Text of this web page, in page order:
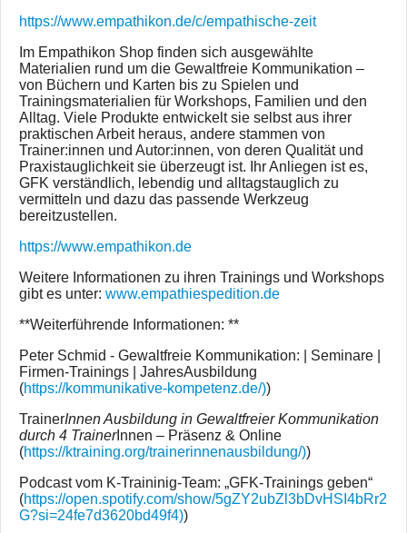
https://www.empathikon.de/c/empathische-zeit
Im Empathikon Shop finden sich ausgewählte
Materialien rund um die Gewaltfreie Kommunikation –
von Büchern und Karten bis zu Spielen und
Trainingsmaterialien für Workshops, Familien und den
Alltag. Viele Produkte entwickelt sie selbst aus ihrer
praktischen Arbeit heraus, andere stammen von
Trainer:innen und Autor:innen, von deren Qualität und
Praxistauglichkeit sie überzeugt ist. Ihr Anliegen ist es,
GFK verständlich, lebendig und alltagstauglich zu
vermitteln und dazu das passende Werkzeug
bereitzustellen.
https://www.empathikon.de
Weitere Informationen zu ihren Trainings und Workshops
gibt es unter: www.empathiespedition.de
**Weiterführende Informationen: **
Peter Schmid - Gewaltfreie Kommunikation: | Seminare |
Firmen-Trainings | JahresAusbildung
(https://kommunikative-kompetenz.de/))
TrainerInnen Ausbildung in Gewaltfreier Kommunikation
durch 4 TrainerInnen – Präsenz & Online
(https://ktraining.org/trainerinnenausbildung/))
Podcast vom K-Traininig-Team: „GFK-Trainings geben“
(https://open.spotify.com/show/5gZY2ubZl3bDvHSI4bRr2
G?si=24fe7d3620bd49f4))